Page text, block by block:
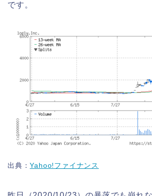
です。
出典：Yahoo!ファイナンス